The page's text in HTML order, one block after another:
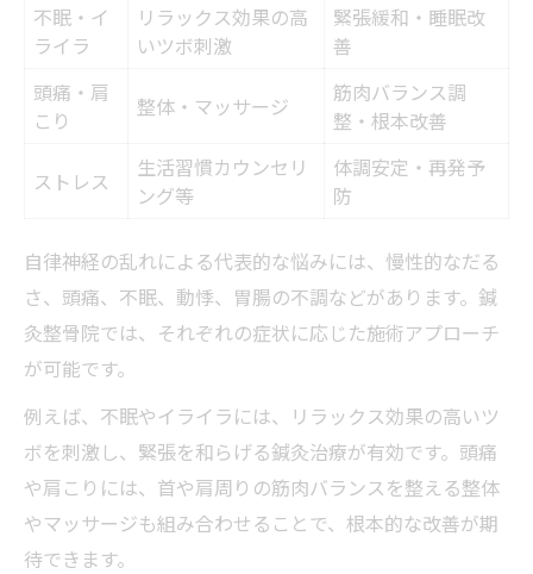
不眠・イ
ライラ
リラックス効果の高
いツボ刺激
緊張緩和・睡眠改
善
頭痛・肩
こり
整体・マッサージ
筋肉バランス調
整・根本改善
ストレス
生活習慣カウンセリ
ング等
体調安定・再発予
防
自律神経の乱れによる代表的な悩みには、慢性的なだる
さ、頭痛、不眠、動悸、胃腸の不調などがあります。鍼
灸整骨院では、それぞれの症状に応じた施術アプローチ
が可能です。
例えば、不眠やイライラには、リラックス効果の高いツ
ボを刺激し、緊張を和らげる鍼灸治療が有効です。頭痛
や肩こりには、首や肩周りの筋肉バランスを整える整体
やマッサージも組み合わせることで、根本的な改善が期
待できます。